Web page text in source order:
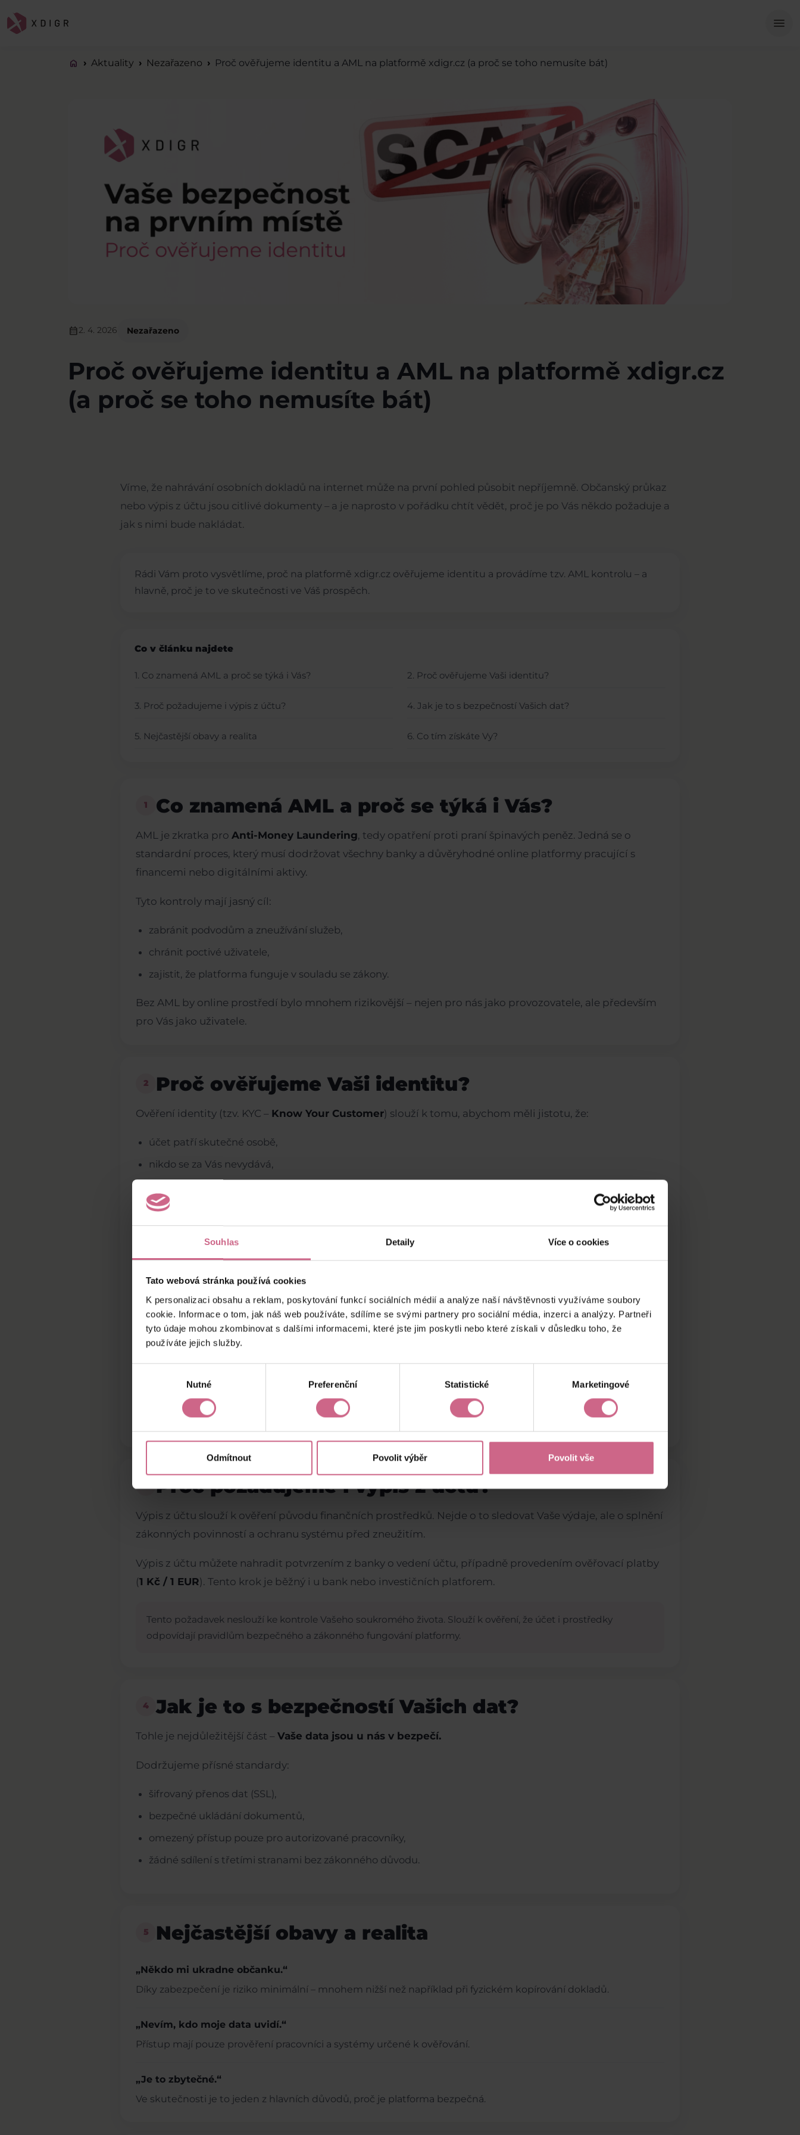
Souhlas Detaily Více o cookies
Tato webová stránka používá cookies
K personalizaci obsahu a reklam, poskytování funkcí sociálních médií a analýze naší návštěvnosti využíváme soubory
cookie. Informace o tom, jak náš web používáte, sdílíme se svými partnery pro sociální média, inzerci a analýzy. Partneři
tyto údaje mohou zkombinovat s dalšími informacemi, které jste jim poskytli nebo které získali v důsledku toho, že
používáte jejich služby.
Nutné Preferenční Statistické Marketingové
Odmítnout Povolit výběr Povolit vše
menu
home Aktuality Nezařazeno Proč ověřujeme identitu a AML na platformě xdigr.cz (a proč se toho nemusíte bát)
calendar_month2. 4. 2026 Nezařazeno
Proč ověřujeme identitu a AML na platformě xdigr.cz
(a proč se toho nemusíte bát)
Víme, že nahrávání osobních dokladů na internet může na první pohled působit nepříjemně. Občanský průkaz
nebo výpis z účtu jsou citlivé dokumenty – a je naprosto v pořádku chtít vědět, proč je po Vás někdo požaduje a
jak s nimi bude nakládat.
Rádi Vám proto vysvětlíme, proč na platformě xdigr.cz ověřujeme identitu a provádíme tzv. AML kontrolu – a
hlavně, proč je to ve skutečnosti ve Váš prospěch.
Co v článku najdete
1. Co znamená AML a proč se týká i Vás? 2. Proč ověřujeme Vaši identitu?
3. Proč požadujeme i výpis z účtu? 4. Jak je to s bezpečností Vašich dat?
5. Nejčastější obavy a realita 6. Co tím získáte Vy?
1 Co znamená AML a proč se týká i Vás?
AML je zkratka pro Anti-Money Laundering, tedy opatření proti praní špinavých peněz. Jedná se o
standardní proces, který musí dodržovat všechny banky a důvěryhodné online platformy pracující s
financemi nebo digitálními aktivy.
Tyto kontroly mají jasný cíl:
zabránit podvodům a zneužívání služeb,
chránit poctivé uživatele,
zajistit, že platforma funguje v souladu se zákony.
Bez AML by online prostředí bylo mnohem rizikovější – nejen pro nás jako provozovatele, ale především
pro Vás jako uživatele.
2 Proč ověřujeme Vaši identitu?
Ověření identity (tzv. KYC – Know Your Customer) slouží k tomu, abychom měli jistotu, že:
účet patří skutečné osobě,
nikdo se za Vás nevydává,
Díky tomu můžeme:
lépe chránit Vaše finance,
zajistit bezpečné prostředí pro všechny uživatele.
Jednoduše řečeno – ověřený uživatel znamená bezpečnější platformu.
Ověření není překážka. Je to ochrana.
Čím bezpečnější a lépe ověřené prostředí platforma má, tím větší jistotu mají i její běžní uživatelé.
Ověření identity pomáhá chránit účet, finance i důvěryhodnost celé platformy.
Proč požadujeme i výpis z účtu?
Výpis z účtu slouží k ověření původu finančních prostředků. Nejde o to sledovat Vaše výdaje, ale o splnění
zákonných povinností a ochranu systému před zneužitím.
Výpis z účtu můžete nahradit potvrzením z banky o vedení účtu, případně provedením ověřovací platby
(1 Kč / 1 EUR). Tento krok je běžný i u bank nebo investičních platforem.
Tento požadavek neslouží ke kontrole Vašeho soukromého života. Slouží k ověření, že účet i prostředky
odpovídají pravidlům bezpečného a zákonného fungování platformy.
4 Jak je to s bezpečností Vašich dat?
Tohle je nejdůležitější část – Vaše data jsou u nás v bezpečí.
Dodržujeme přísné standardy:
šifrovaný přenos dat (SSL),
bezpečné ukládání dokumentů,
omezený přístup pouze pro autorizované pracovníky,
žádné sdílení s třetími stranami bez zákonného důvodu.
5 Nejčastější obavy a realita
„Někdo mi ukradne občanku.“
Díky zabezpečení je riziko minimální – mnohem nižší než například při fyzickém kopírování dokladů.
„Nevím, kdo moje data uvidí.“
Přístup mají pouze prověření pracovníci a systémy určené k ověřování.
„Je to zbytečné.“
Ve skutečnosti je to jeden z hlavních důvodů, proč je platforma bezpečná.